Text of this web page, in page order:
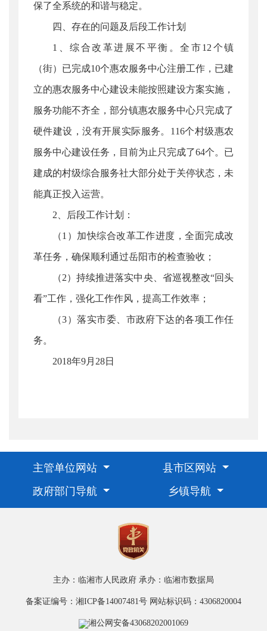
保了全系统的和谐与稳定。
四、存在的问题及后段工作计划
1、综合改革进展不平衡。全市12个镇
（街）已完成10个惠农服务中心注册工作，已建
立的惠农服务中心建设未能按照建设方案实施，
服务功能不齐全，部分镇惠农服务中心只完成了
硬件建设，没有开展实际服务。116个村级惠农
服务中心建设任务，目前为止只完成了64个。已
建成的村级综合服务社大部分处于关停状态，未
能真正投入运营。
2、后段工作计划：
（1）加快综合改革工作进度，全面完成改
革任务，确保顺利通过岳阳市的检查验收；
（2）持续推进落实中央、省巡视整改“回头
看”工作，强化工作作风，提高工作效率；
（3）落实市委、市政府下达的各项工作任
务。
2018年9月28日
主管单位网站
县市区网站
政府部门导航
乡镇导航
主办：临湘市人民政府 承办：临湘市数据局
备案证编号：湘ICP备14007481号 网站标识码：4306820004
湘公网安备43068202001069